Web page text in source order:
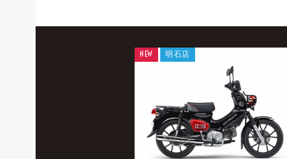
NEW 明石店